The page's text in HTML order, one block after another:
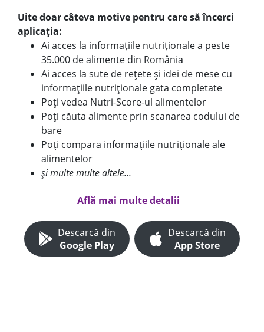
Uite doar câteva motive pentru care să încerci
aplicația:
Ai acces la informațiile nutriționale a peste
35.000 de alimente din România
Ai acces la sute de rețete și idei de mese cu
informațiile nutriționale gata completate
Poți vedea Nutri-Score-ul alimentelor
Poți căuta alimente prin scanarea codului de
bare
Poți compara informațiile nutriționale ale
alimentelor
și multe multe altele...
Află mai multe detalii
Descarcă din
Google Play
Descarcă din
App Store